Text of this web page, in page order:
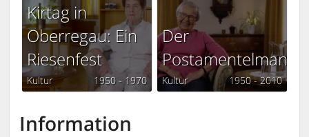
Kirtag in
Oberregau: Ein
Riesenfest
Kultur 1950 - 1970
Der
Postamentelmann
Kultur 1950 - 2010
Information